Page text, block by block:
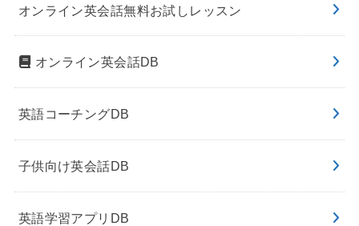
オンライン英会話無料お試しレッスン
オンライン英会話DB
英語コーチングDB
子供向け英会話DB
英語学習アプリDB